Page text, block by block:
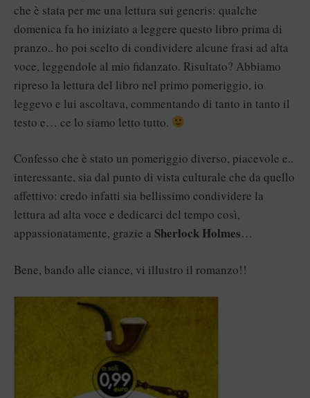
che è stata per me una lettura sui generis: qualche
domenica fa ho iniziato a leggere questo libro prima di
pranzo.. ho poi scelto di condividere alcune frasi ad alta
voce, leggendole al mio fidanzato. Risultato? Abbiamo
ripreso la lettura del libro nel primo pomeriggio, io
leggevo e lui ascoltava, commentando di tanto in tanto il
testo e… ce lo siamo letto tutto.
Confesso che è stato un pomeriggio diverso, piacevole e..
interessante, sia dal punto di vista culturale che da quello
affettivo: credo infatti sia bellissimo condividere la
lettura ad alta voce e dedicarci del tempo così,
appassionatamente, grazie a Sherlock Holmes…
Bene, bando alle ciance, vi illustro il romanzo!!